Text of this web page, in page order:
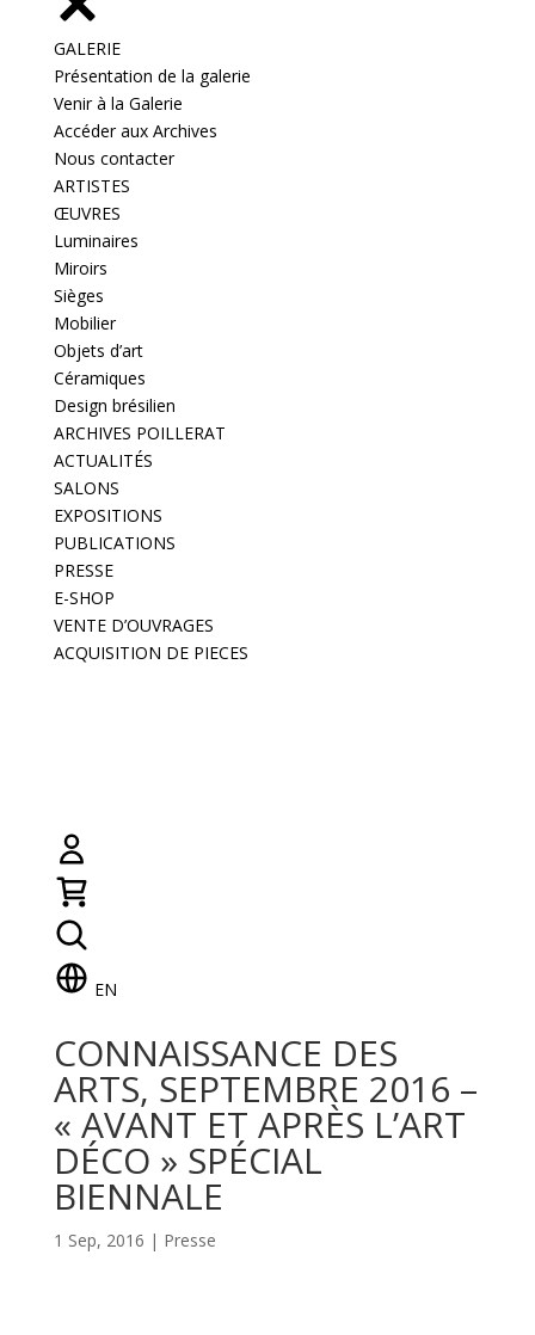
GALERIE
Présentation de la galerie
Venir à la Galerie
Accéder aux Archives
Nous contacter
ARTISTES
ŒUVRES
Luminaires
Miroirs
Sièges
Mobilier
Objets d’art
Céramiques
Design brésilien
ARCHIVES POILLERAT
ACTUALITÉS
SALONS
EXPOSITIONS
PUBLICATIONS
PRESSE
E-SHOP
VENTE D’OUVRAGES
ACQUISITION DE PIECES
EN
CONNAISSANCE DES
ARTS, SEPTEMBRE 2016 –
« AVANT ET APRÈS L’ART
DÉCO » SPÉCIAL
BIENNALE
1 Sep, 2016 | Presse